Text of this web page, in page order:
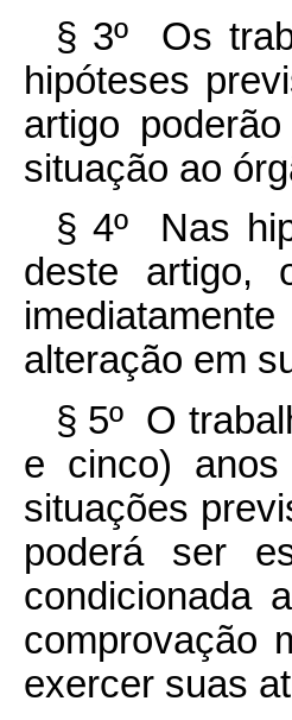
§ 3º Os
hipóteses
artigo
situação ao
§ 4º Nas
deste artigo,
alteração em
§ 5º O
e cinco)
situações
poderá ser
condicionada
comprovação
exercer suas